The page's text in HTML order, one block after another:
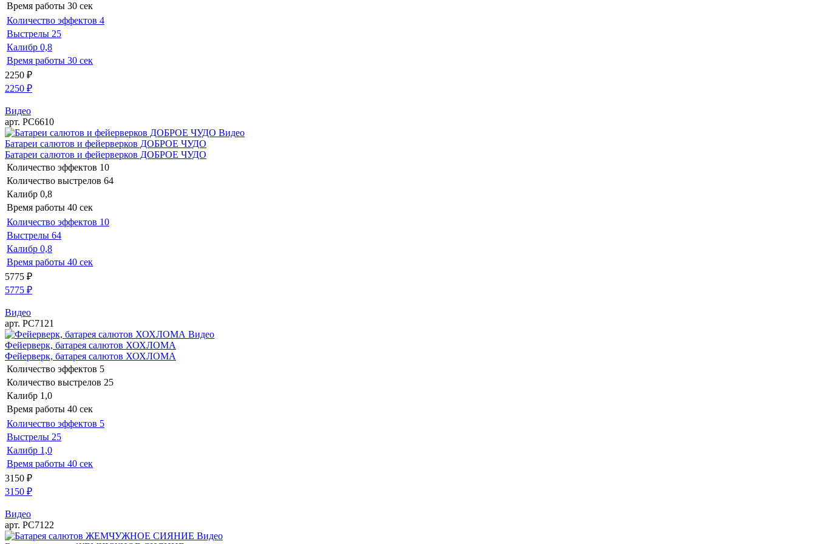
Время работы 30 сек
Количество эффектов 4
Выстрелы 25
Калибр 0,8
Время работы 30 сек
2250 ₽
2250 ₽
Видео
арт. РС6610
Видео
Батареи салютов и фейерверков ДОБРОЕ ЧУДО
Батареи салютов и фейерверков ДОБРОЕ ЧУДО
Количество эффектов 10
Количество выстрелов 64
Калибр 0,8
Время работы 40 сек
Количество эффектов 10
Выстрелы 64
Калибр 0,8
Время работы 40 сек
5775 ₽
5775 ₽
Видео
арт. РС7121
Видео
Фейерверк, батарея салютов ХОХЛОМА
Фейерверк, батарея салютов ХОХЛОМА
Количество эффектов 5
Количество выстрелов 25
Калибр 1,0
Время работы 40 сек
Количество эффектов 5
Выстрелы 25
Калибр 1,0
Время работы 40 сек
3150 ₽
3150 ₽
Видео
арт. РС7122
Видео